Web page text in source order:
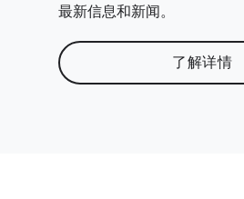
最新信息和新闻。
了解详情